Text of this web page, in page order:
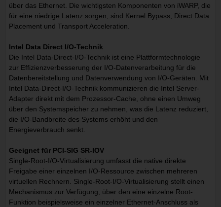
über das Ethernet. Die wichtigsten Komponenten von iWARP, die
für eine niedrige Latenz sorgen, sind Kernel Bypass, Direct Data
Placement und Transport Acceleration.
Intel Data Direct I/O-Technik
Die Intel Data-Direct-I/O-Technik ist eine Plattformtechnologie
zur Effizienzverbesserung der I/O-Datenverarbeitung für die
Datenbereitstellung und Datenverwendung von I/O-Geräten. Mit
Intel Data-Direct-I/O-Technik kommunizieren die Intel Server-
Adapter direkt mit dem Prozessor-Cache, ohne einen Umweg
über den Systemspeicher zu nehmen, was die Latenz reduziert,
die I/O-Bandbreite des Systems erhöht und den
Energieverbrauch senkt.
Geeignet für PCI-SIG SR-IOV
Single-Root-I/O-Virtualisierung umfasst die native direkte
Freigabe einer einzelnen I/O-Ressource zwischen mehreren
virtuellen Rechnern. Single-Root-I/O-Virtualisierung stellt einen
Mechanismus zur Verfügung, über den eine einzelne Root-
Funktion beispielsweise ein einzelner Ethernet-Anschluss als